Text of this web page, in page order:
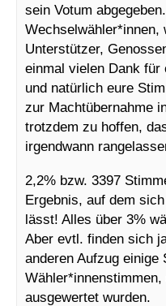
sein Votum
Wechselwähler*innen,
Unterstützer,
einmal vielen Dank für
und natürlich eure
zur Machtübernahme
trotzdem zu hoffen,
irgendwann
2,2% bzw. 3397
Ergebnis, auf dem
lässt! Alles über 3%
Aber evtl. finden sich
anderen Aufzug einige
ausgewertet wurden.